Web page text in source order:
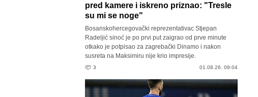
pred kamere i iskreno priznao: "Tresle
su mi se noge"
Bosanskohercegovački reprezentativac Stjepan
Radeljić sinoć je po prvi put zaigrao od prve minute
otkako je potpisao za zagrebački Dinamo i nakon
susreta na Maksimiru nije krio impresije.
3 01.08.26. 09:04